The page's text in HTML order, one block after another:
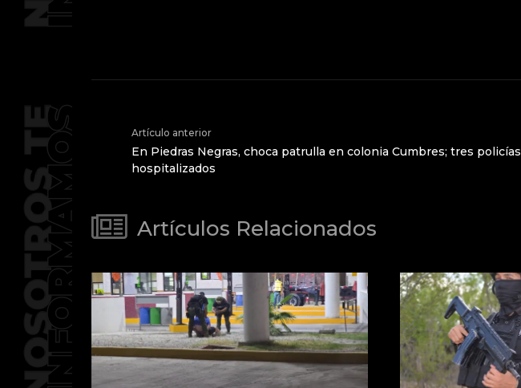
Artículo anterior
En Piedras Negras, choca patrulla en colonia Cumbres; tres policías
hospitalizados
Artículos Relacionados